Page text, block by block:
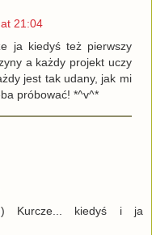
21:04
ja kiedyś też pierwszy
a każdy projekt uczy
jest tak udany, jak mi
próbować! *^v^*
Kurcze... kiedyś i ja